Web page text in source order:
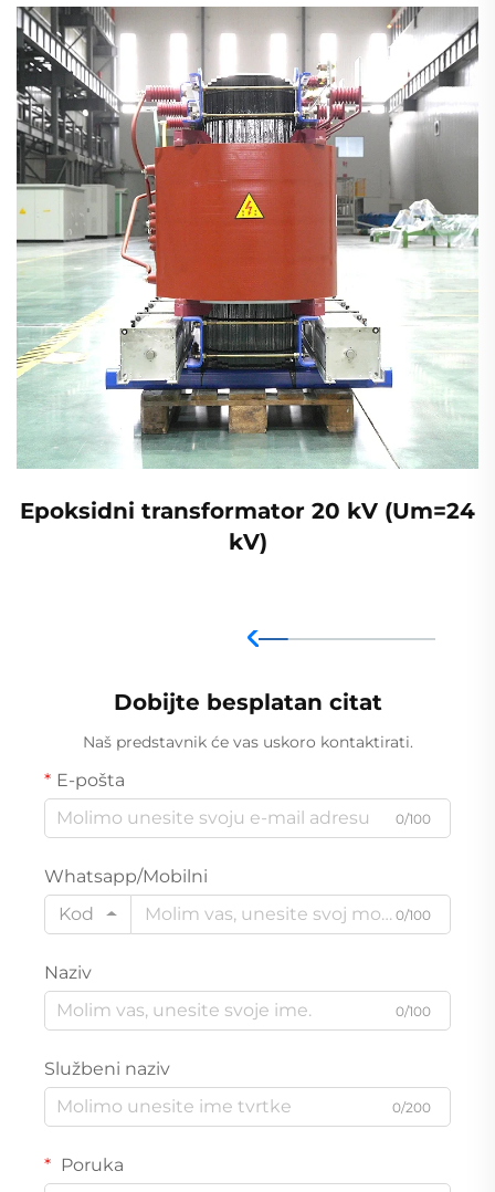
Epoksidni transformator 20 kV (Um=24
kV)
Dobijte besplatan citat
Naš predstavnik će vas uskoro kontaktirati.
E-pošta
0/100
Whatsapp/Mobilni
Kod
0/100
Naziv
0/100
Službeni naziv
0/200
Poruka